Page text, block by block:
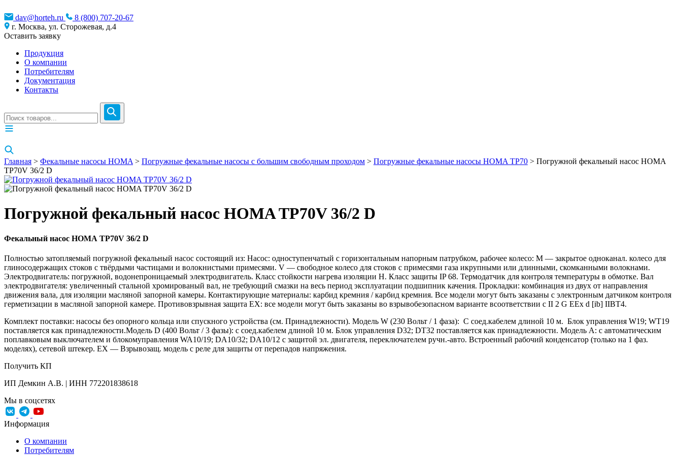
dav@horteh.ru
8 (800) 707-20-67
г. Москва, ул. Сторожевая, д.4
Оставить заявку
Продукция
О компании
Потребителям
Документация
Контакты
Главная > Фекальные насосы HOMA > Погружные фекальные насосы с большим свободным проходом > Погружные фекальные насосы HOMA TP70 > Погружной фекальный насос HOMA
TP70V 36/2 D
Погружной фекальный насос HOMA TP70V 36/2 D
Фекальный насос HOMA TP70V 36/2 D
Полностью затопляемый погружной фекальный насос состоящий из: Насос: одноступенчатый с горизонтальным напорным патрубком, рабочее колесо: M — закрытое одноканал. колесо для
глиносодержащих стоков с твёрдыми частицами и волокнистыми примесями. V — свободное колесо для стоков с примесями газа икрупными или длинными, скомканными волокнами.
Электродвигатель: погружной, водонепроницаемый электродвигатель. Класс стойкости нагрева изоляции H. Класс защиты IP 68. Термодатчик для контроля температуры в обмотке. Вал
электродвигателя: увеличенный стальной хромированый вал, не требующий смазки на весь период эксплуатации подшипник качения. Прокладки: комбинация из двух от направления
движения вала, для изоляции масляной запорной камеры. Контактирующие материалы: карбид кремния / карбид кремния. Все модели могут быть заказаны с электронным датчиком контроля
герметизации в масляной запорной камере. Противовзрывная защита EX: все модели могут быть заказаны во взрывобезопасном варианте всоответствии с II 2 G EEx d [ib] IIBT4.
Комплект поставки: насосы без опорного кольца или спускного устройства (см. Принадлежности). Модель W (230 Вольт / 1 фаза): С соед.кабелем длиной 10 м. Блок управления W19; WT19
поставляется как принадлежности.Модель D (400 Вольт / 3 фазы): с соед.кабелем длиной 10 м. Блок управления D32; DT32 поставляется как принадлежности. Модель A: с автоматическим
поплавковым выключателем и блокомуправления WA10/19; DA10/32; DA10/12 с защитой эл. двигателя, переключателем ручн.-авто. Встроенный рабочий конденсатор (только на 1 фаз.
моделях), сетевой штекер. EX — Взрывозащ. модель с реле для защиты от перепадов напряжения.
Получить КП
ИП Демкин А.В. | ИНН 772201838618
Мы в соцсетях
Информация
О компании
Потребителям